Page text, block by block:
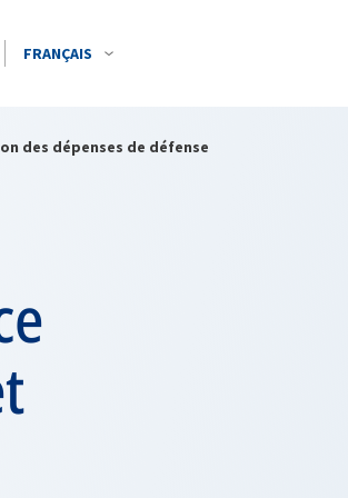
FRANÇAIS
des dépenses de défense